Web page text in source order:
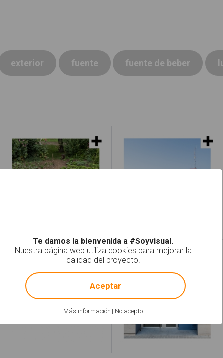
exterior fuente fuente de beber
Huertos Parques de bomberos
acerca
Leer más acerca de
Leer más
Vallas metálicas Portales
Te damos la bienvenida a #Soyvisual.
Nuestra página web utiliza cookies para mejorar la
calidad del proyecto.
Más información | No acepto
! Not valid!
Aceptar